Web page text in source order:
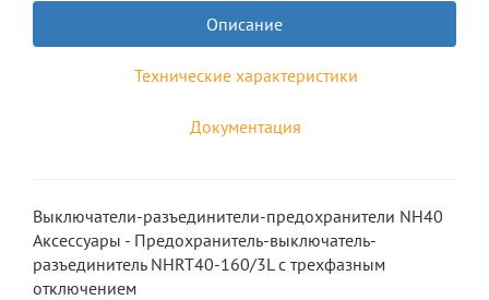
Описание
Технические характеристики
Документация
Выключатели-разъединители-предохранители NH40
Аксессуары - Предохранитель-выключатель-
разъединитель NHRT40-160/3L с трехфазным
отключением